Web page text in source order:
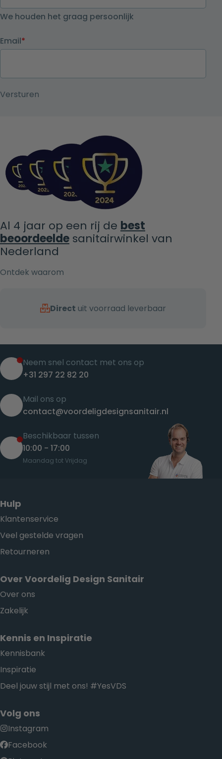
We houden het graag persoonlijk
Email*
Al 4 jaar op een rij de best
beoordeelde sanitairwinkel van
Nederland
Ontdek waarom
Direct uit voorraad leverbaar
Neem snel contact met ons op
+31 297 22 82 20
Mail ons op
contact@voordeligdesignsanitair.nl
Beschikbaar tussen
10:00 - 17:00
Maandag tot Vrijdag
Hulp
Klantenservice
Veel gestelde vragen
Retourneren
Over Voordelig Design Sanitair
Over ons
Zakelijk
Kennis en Inspiratie
Kennisbank
Inspiratie
Deel jouw stijl met ons! #YesVDS
Volg ons
Instagram
Facebook